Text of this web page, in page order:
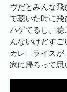
ヴだとみんな
で聴いた時に飛
ハゲてるし、聴
んないけどす
カレーライス
家に帰ろって思